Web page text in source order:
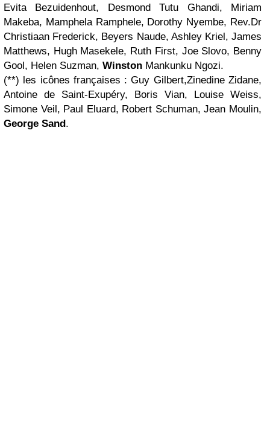
Evita Bezuidenhout, Desmond Tutu Ghandi, Miriam
Makeba, Mamphela Ramphele, Dorothy Nyembe, Rev.Dr
Christiaan Frederick, Beyers Naude, Ashley Kriel, James
Matthews, Hugh Masekele, Ruth First, Joe Slovo, Benny
Gool, Helen Suzman, Winston Mankunku Ngozi.
(**) les icônes françaises : Guy Gilbert,Zinedine Zidane,
Antoine de Saint-Exupéry, Boris Vian, Louise Weiss,
Simone Veil, Paul Eluard, Robert Schuman, Jean Moulin,
George Sand.